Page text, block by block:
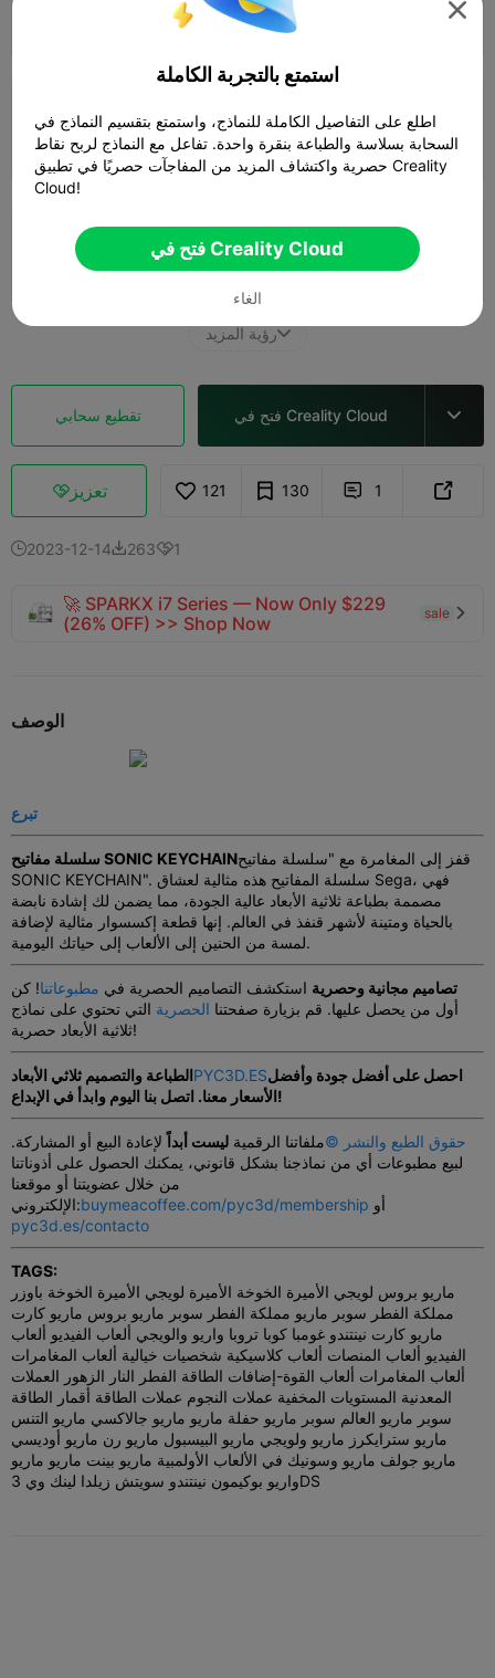
 03m 54s 1 plates
K2 0.2mm layer, 2 walls, 10% infill
 07m 09s  1 plates  2.07g
0.2mm layer, 3 walls, 15% infill

رؤية المزيد
تقطيع سحابي فتح في Creality Cloud 
تعزيز 121 130  1 
2023-12-142631
🚀 SPARKX i7 Series — Now Only $229
(26% OFF) >> Shop Now
sale 
الوصف
تبرع
سلسلة مفاتيح SONIC KEYCHAINقفز إلى المغامرة مع "سلسلة مفاتيح
SONIC KEYCHAIN". سلسلة المفاتيح هذه مثالية لعشاق Sega، فهي
مصممة بطباعة ثلاثية الأبعاد عالية الجودة، مما يضمن لك إشادة نابضة
بالحياة ومتينة لأشهر قنفذ في العالم. إنها قطعة إكسسوار مثالية لإضافة
لمسة من الحنين إلى الألعاب إلى حياتك اليومية.
تصاميم مجانية وحصرية استكشف التصاميم الحصرية في مطبوعاتنا! كن
أول من يحصل عليها. قم بزيارة صفحتنا الحصرية التي تحتوي على نماذج
ثلاثية الأبعاد حصرية!
الطباعة والتصميم ثلاثي الأبعادPYC3D.ESاحصل على أفضل جودة وأفضل
الأسعار معنا.اتصل بنا اليوم وابدأ في الإبداع!
حقوق الطبع والنشر ©ملفاتنا الرقمية ليست أبداًلإعادة البيع أو المشاركة.
لبيع مطبوعات أي من نماذجنا بشكل قانوني، يمكنك الحصول على أذوناتنا
من خلال عضويتنا أو موقعنا
الإلكتروني:buymeacoffee.com/pyc3d/membership أو
pyc3d.es/contacto
TAGS:
ماريو بروس لويجي الأميرة الخوخة الأميرة لويجي الأميرة الخوخة باوزر
مملكة الفطر سوبر ماريو مملكة الفطر سوبر ماريو بروس ماريو كارت
ماريو كارت نينتندو غومبا كوبا تروبا واريو والويجي ألعاب الفيديو ألعاب
الفيديو ألعاب المنصات ألعاب كلاسيكية شخصيات خيالية ألعاب المغامرات
ألعاب المغامرات ألعاب القوة-إضافات الطاقة الفطر النار الزهور العملات
المعدنية المستويات المخفية عملات النجوم عملات الطاقة أقمار الطاقة
سوبر ماريو العالم سوبر ماريو حفلة ماريو ماريو جالاكسي ماريو التنس
ماريو سترايكرز ماريو ولويجي ماريو البيسبول ماريو رن ماريو أوديسي
ماريو جولف ماريو وسونيك في الألعاب الأولمبية ماريو بينت ماريو ماريو
واريو بوكيمون نينتندو سويتش زيلدا لينك وي 3DS

استمتع بالتجربة الكاملة
اطلع على التفاصيل الكاملة للنماذج، واستمتع بتقسيم النماذج في
السحابة بسلاسة والطباعة بنقرة واحدة. تفاعل مع النماذج لربح نقاط
حصرية واكتشاف المزيد من المفاجآت حصريًا في تطبيق Creality
Cloud!
فتح في Creality Cloud
الغاء